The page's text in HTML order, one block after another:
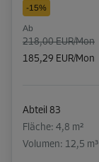
-15%
Ab
218,00 EUR/Mon
185,29 EUR/Mon
Abteil 83
Fläche: 4,8 m²
Volumen: 12,5 m³